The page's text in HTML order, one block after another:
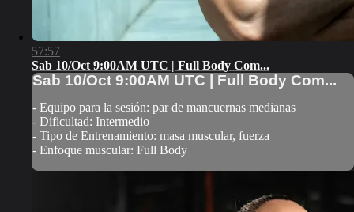
57:57
Sab 10/Oct 9:00AM UTC | Full Body Com...
Sab 10/Oct 9:00AM UTC | Full Body Com...
- Equipo para la sesión: par de mancuernas medianas
- Dificultad: Intermedio
- Tipo de Entrenamiento: masa muscular, fuerza
- Enfoque muscular: Full Body